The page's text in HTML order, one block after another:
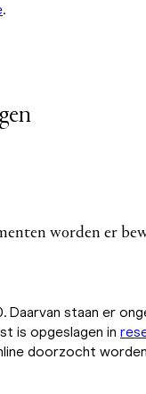
.
worden er
Daarvan staan er
is opgeslagen in
doorzocht